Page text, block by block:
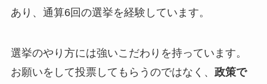
あり、通算6回の選挙を経験しています。
選挙のやり方には強いこだわりを持っています。
お願いをして投票してもらうのではなく、 政策で